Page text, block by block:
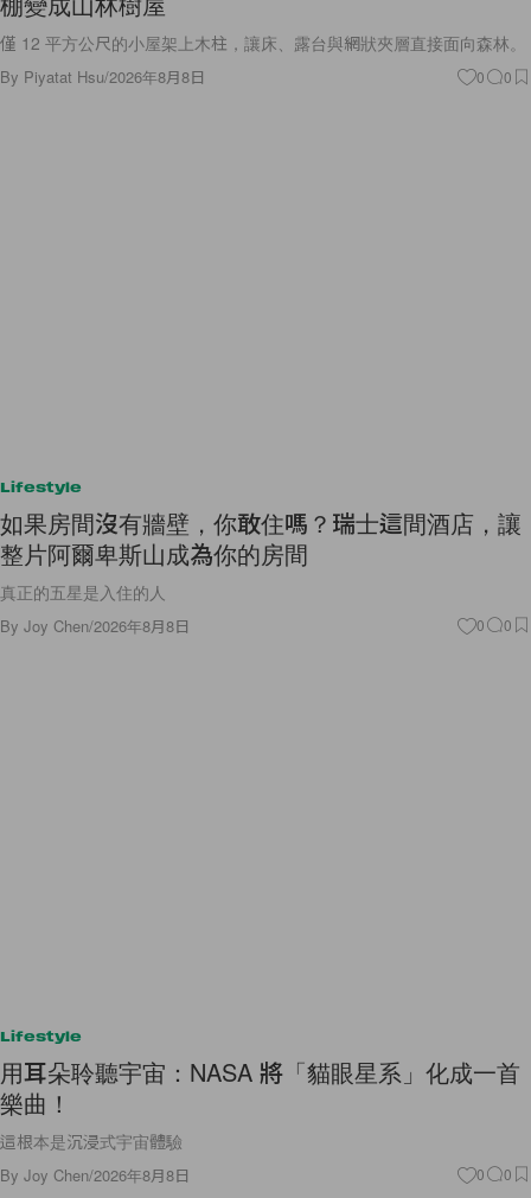
僅 12 平方公尺的小屋架上木柱，讓床、露台與網狀夾層直接面向森林。
By Piyatat Hsu/2026年8月8日 0 0
Lifestyle
如果房間沒有牆壁，你敢住嗎？瑞士這間酒店，讓
整片阿爾卑斯山成為你的房間
真正的五星是入住的人
By Joy Chen/2026年8月8日 0 0
Lifestyle
用耳朵聆聽宇宙：NASA 將「貓眼星系」化成一首
樂曲！
這根本是沉浸式宇宙體驗
By Joy Chen/2026年8月8日 0 0